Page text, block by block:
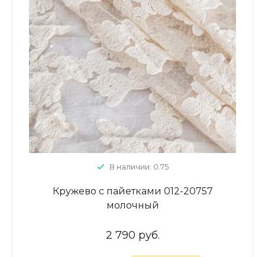
В наличии: 0.75
Кружево с пайетками 012-20757
молочный
2 790 руб.